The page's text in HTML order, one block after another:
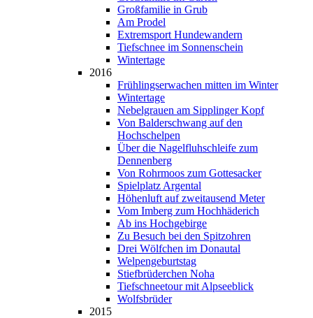
Großfamilie in Grub
Am Prodel
Extremsport Hundewandern
Tiefschnee im Sonnenschein
Wintertage
2016
Frühlingserwachen mitten im Winter
Wintertage
Nebelgrauen am Sipplinger Kopf
Von Balderschwang auf den
Hochschelpen
Über die Nagelfluhschleife zum
Dennenberg
Von Rohrmoos zum Gottesacker
Spielplatz Argental
Höhenluft auf zweitausend Meter
Vom Imberg zum Hochhäderich
Ab ins Hochgebirge
Zu Besuch bei den Spitzohren
Drei Wölfchen im Donautal
Welpengeburtstag
Stiefbrüderchen Noha
Tiefschneetour mit Alpseeblick
Wolfsbrüder
2015